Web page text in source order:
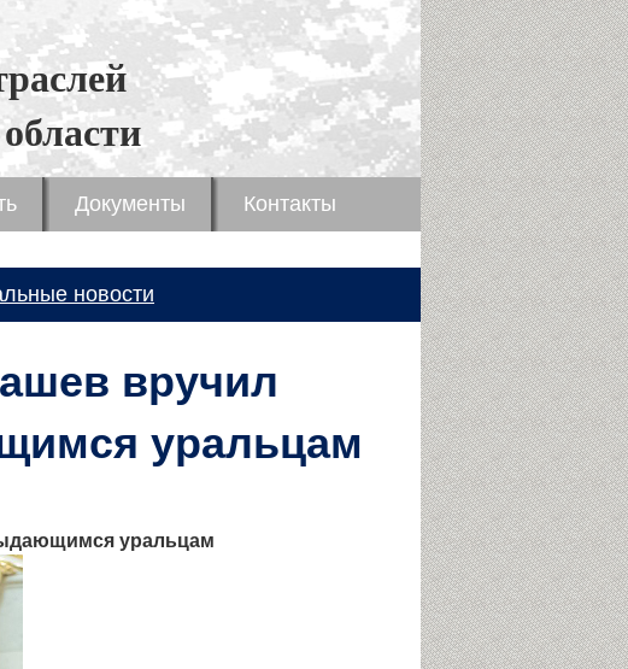
Документы Контакты
новости
вручил
уральцам
уральцам